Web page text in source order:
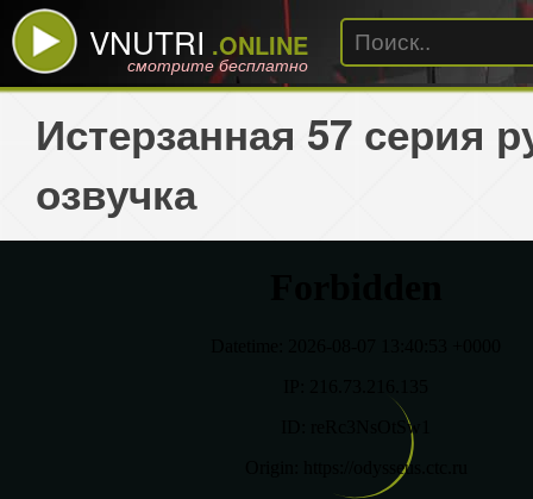
VNUTRI .ONLINE
смотрите бесплатно
Истерзанная 57 серия
озвучка